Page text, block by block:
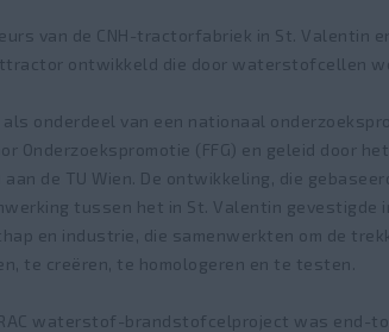
van de CNH-tractorfabriek in St. Valentin
ontwikkeld die door waterstofcellen
als onderdeel van een nationaal
Onderzoekspromotie (FFG) en geleid door
de TU Wien. De ontwikkeling, die
tussen het in St. Valentin gevestigde
en industrie, die samenwerkten om de
te creëren, te homologeren en te testen.
waterstof-brandstofcelproject was end-